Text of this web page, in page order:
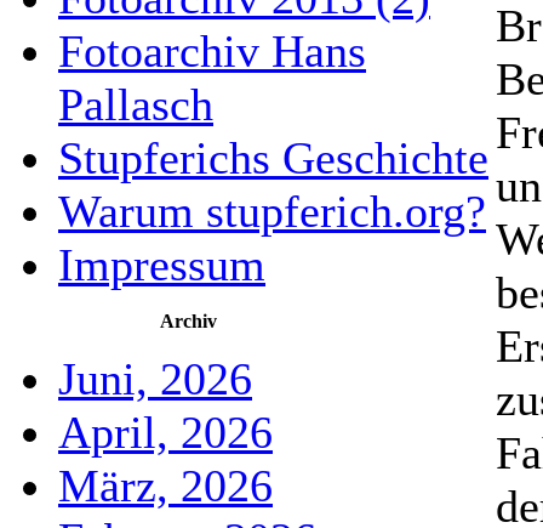
Fotoarchiv Hans
Pallasch
Stupferichs Geschichte
Warum stupferich.org?
Impressum
Archiv
Juni, 2026
April, 2026
März, 2026